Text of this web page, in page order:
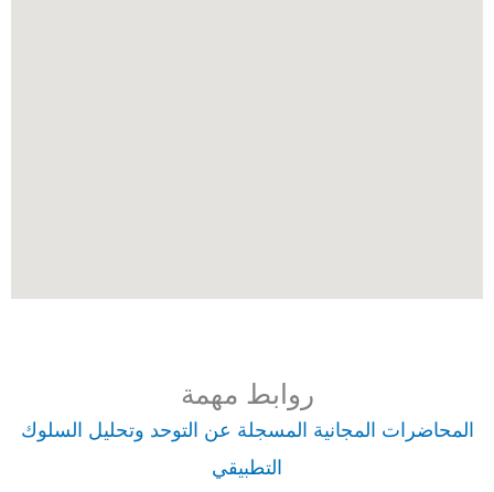
روابط مهمة
المحاضرات المجانية المسجلة عن التوحد وتحليل السلوك
التطبيقي